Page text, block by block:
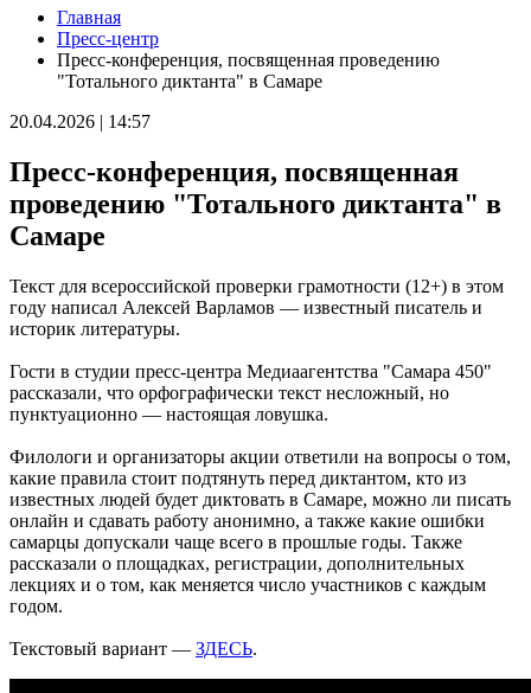
В Самаре представят последнюю книгу Виталия Стадникова о
Фабрике-кухне
09.08.2026 | 22:05
Как помочь кошке справиться со стрессом: советы эксперта
Эксперт рассказал, как мошенники используют старые сим-
09.08.2026 | 21:32
В Тольятти восстановили движение на дорогах после падения
деревьев
09.08.2026 | 21:04
Персеиды и парад планет: какие астрономические явления
произойдут в августе
09.08.2026 | 20:59
В России могут сократить срок оплаты штрафов для авто с
иностранными номерами
09.08.2026 | 20:11
В Москве открыли фотовыставку о Самарской области
09.08.2026 | 20:06
Поддержка предпринимателей, авиационный кластер и День
строителя. Спецрепортаж
09.08.2026 | 20:00
Самарцев предупредили о временных перебоях с
водоснабжением
09.08.2026 | 19:26
Жителей Самарской области предупредили о тумане и
порывистом ветре 10 августа
09.08.2026 | 19:23
Упало более 30 деревьев: в Самаре 9 августа устраняют
последствия непогоды
09.08.2026 | 19:12
Поваленные деревья и оборванные провода: Вячеслав
Главная
Пресс-центр
Пресс-конференция, посвященная проведению
"Тотального диктанта" в Самаре
20.04.2026 | 14:57
Пресс-конференция, посвященная
проведению "Тотального диктанта" в
Самаре
Текст для всероссийской проверки грамотности (12+) в этом
году написал Алексей Варламов — известный писатель и
историк литературы.
Гости в студии пресс-центра Медиаагентства "Самара 450"
рассказали, что орфографически текст несложный, но
пунктуационно — настоящая ловушка.
Филологи и организаторы акции ответили на вопросы о том,
какие правила стоит подтянуть перед диктантом, кто из
известных людей будет диктовать в Самаре, можно ли писать
онлайн и сдавать работу анонимно, а также какие ошибки
самарцы допускали чаще всего в прошлые годы. Также
рассказали о площадках, регистрации, дополнительных
лекциях и о том, как меняется число участников с каждым
годом.
Текстовый вариант — ЗДЕСЬ.